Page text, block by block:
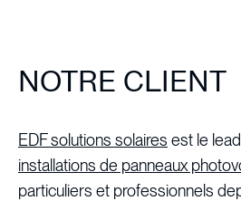
NOTRE CLIENT
EDF solutions solaires est le
installations de panneaux
particuliers et professionnels